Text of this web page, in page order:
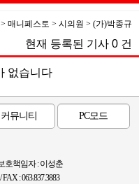
> 매니페스토 > 시의원 > (가)박종규
현재 등록된 기사 0 건
없습니다
커뮤니티 PC모드
호책임자 : 이성춘
: 063.837.3883